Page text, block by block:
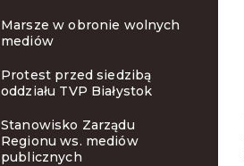
Marsze w obronie wolnych
mediów
Protest przed siedzibą
oddziału TVP Białystok
Stanowisko Zarządu
Regionu ws. mediów
publicznych